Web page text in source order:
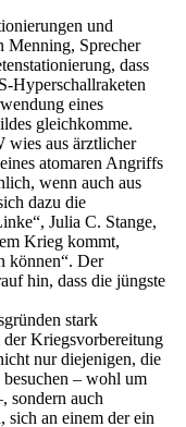
und
Menning, Sprecher
dass
Hyperschallraketen
eines
gleichkomme.
aus ärztlicher
atomaren Angriffs
wenn auch aus
dazu die
Julia C. Stange,
Krieg kommt,
können“. Der
hin, dass die jüngste
stark
der Kriegsvorbereitung
nur diejenigen, die
– wohl um
sondern auch
sich an einem der ein